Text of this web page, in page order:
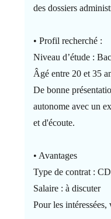
des dossiers
• Profil recherché :
Niveau d’étude :
Âgé entre 20 et 35
De bonne
autonome avec un
et d'écoute.
• Avantages
Type de contrat :
Salaire : à discuter
Pour les